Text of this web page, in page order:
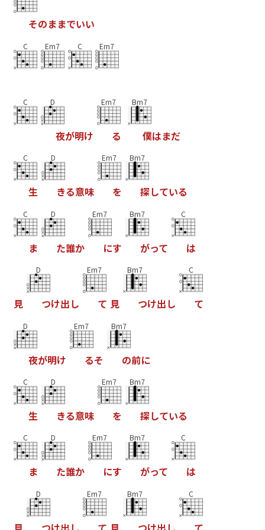
そのままでいい
C Em7 C Em7
C D
夜が明け
Em7
る
Bm7
僕はまだ
C
生
D
きる意味
Em7
を
Bm7
探している
C
ま
D
た誰か
Em7
にす
Bm7
がって
C
は
見
D
つけ出し
Em7
て 見
Bm7
つけ出し
C
て
D
夜が明け
Em7
るそ
Bm7
の前に
C
生
D
きる意味
Em7
を
Bm7
探している
C
ま
D
た誰か
Em7
にす
Bm7
がって
C
は
D Em7 Bm7 C